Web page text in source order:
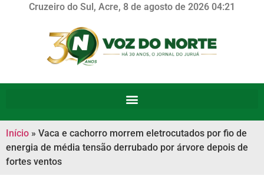
Cruzeiro do Sul, Acre, 8 de agosto de 2026 04:21
Início » Vaca e cachorro morrem eletrocutados por fio de
energia de média tensão derrubado por árvore depois de
fortes ventos